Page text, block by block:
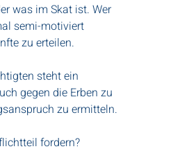
was im Skat ist. Wer
semi-motiviert
zu erteilen.
steht ein
gegen die Erben zu
zu ermitteln.
fordern?